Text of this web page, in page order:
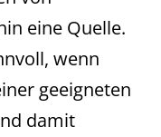
eine Quelle.
wenn
geeigneten
damit